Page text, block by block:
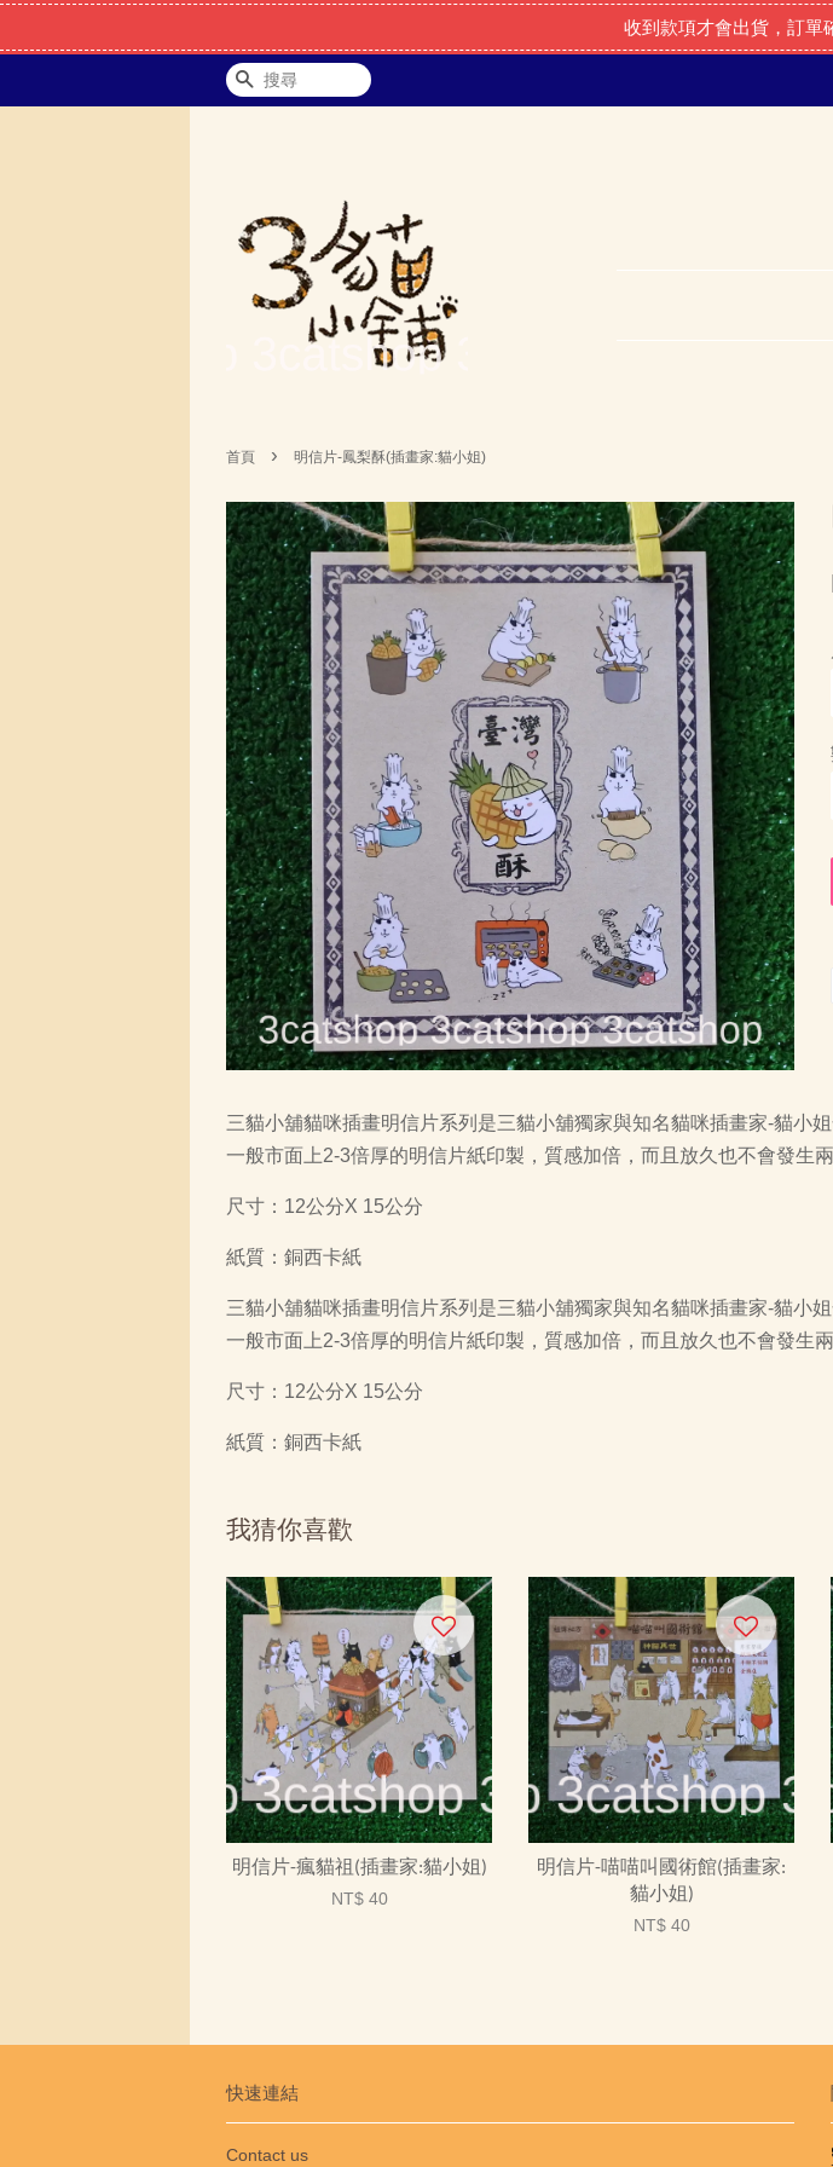
收到款項才會出貨，訂單
搜尋
首頁 › 明信片-鳳梨酥(插畫家:貓小姐)
三貓小舖貓咪插畫明信片系列是三貓小舖獨家與知名貓咪插畫家-貓小
一般市面上2-3倍厚的明信片紙印製，質感加倍，而且放久也不會發生
尺寸：12公分X 15公分
紙質：銅西卡紙
三貓小舖貓咪插畫明信片系列是三貓小舖獨家與知名貓咪插畫家-貓小
一般市面上2-3倍厚的明信片紙印製，質感加倍，而且放久也不會發生
尺寸：12公分X 15公分
紙質：銅西卡紙
我猜你喜歡
明信片-瘋貓祖(插畫家:貓小姐)
NT$ 40
明信片-喵喵叫國術館(插畫家:
貓小姐)
NT$ 40
快速連結
Contact us